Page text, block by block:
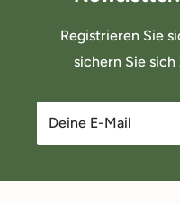
Registrieren Sie
sichern Sie sich
Deine E-Mail